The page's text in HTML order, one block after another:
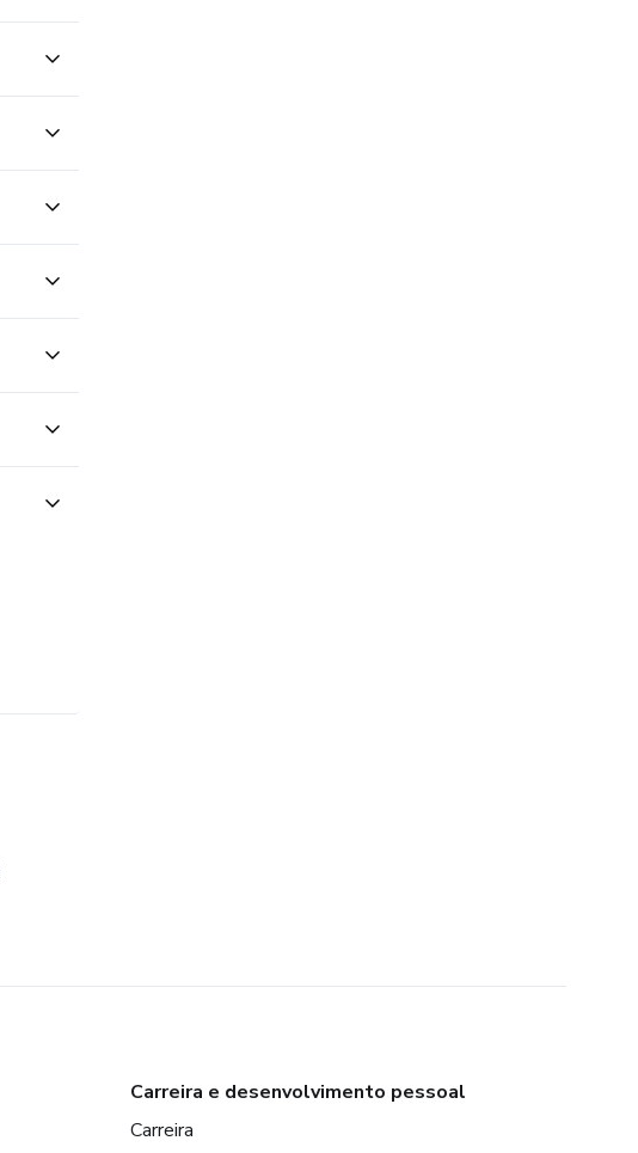
Carreira e desenvolvimento pessoal
Carreira